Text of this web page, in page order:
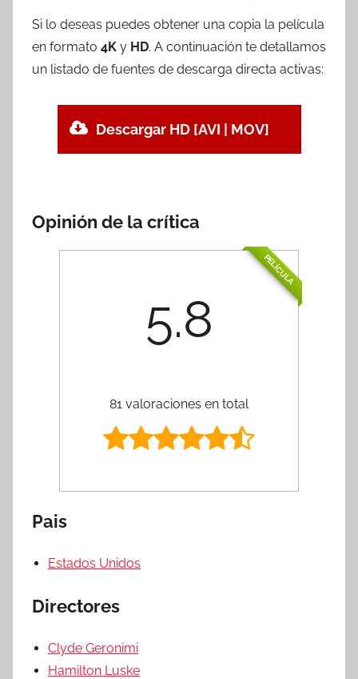
Si lo deseas puedes obtener una copia la película
en formato 4K y HD. A continuación te detallamos
un listado de fuentes de descarga directa activas:
Descargar HD [AVI | MOV]
Opinión de la crítica
PELÍCULA
5.8
81 valoraciones en total
Pais
Estados Unidos
Directores
Clyde Geronimi
Hamilton Luske